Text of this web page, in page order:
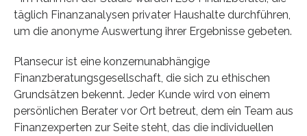
täglich Finanzanalysen privater Haushalte durchführen,
um die anonyme Auswertung ihrer Ergebnisse gebeten.
Plansecur ist eine konzernunabhängige
Finanzberatungsgesellschaft, die sich zu ethischen
Grundsätzen bekennt. Jeder Kunde wird von einem
persönlichen Berater vor Ort betreut, dem ein Team aus
Finanzexperten zur Seite steht, das die individuellen